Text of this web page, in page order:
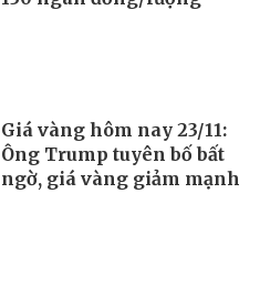
Giá vàng hôm nay 23/11:
Ông Trump tuyên bố bất
ngờ, giá vàng giảm mạnh